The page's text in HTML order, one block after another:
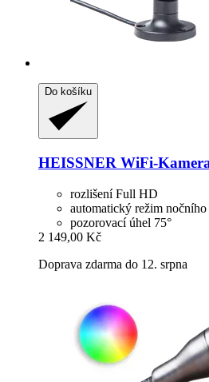
Do košíku
HEISSNER WiFi-​
rozlišení Full HD
automatický režim
pozorovací úhel 75°
2 149,00 Kč
Doprava zdarma do 12. srpna